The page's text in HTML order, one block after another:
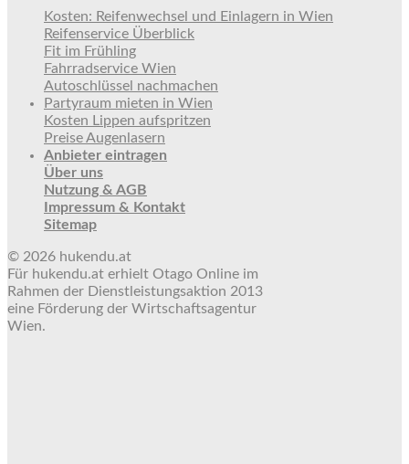
Kosten: Reifenwechsel und Einlagern in Wien
Reifenservice Überblick
Fit im Frühling
Fahrradservice Wien
Autoschlüssel nachmachen
Partyraum mieten in Wien
Kosten Lippen aufspritzen
Preise Augenlasern
Anbieter eintragen
Über uns
Nutzung & AGB
Impressum & Kontakt
Sitemap
© 2026 hukendu.at
Für hukendu.at erhielt Otago Online im
Rahmen der Dienstleistungsaktion 2013
eine Förderung der Wirtschaftsagentur
Wien.